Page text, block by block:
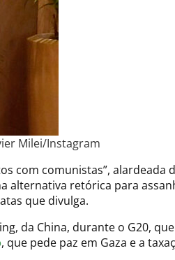
Milei/Instagram
com comunistas”,
alternativa retórica para
que divulga.
da China, durante o G20,
, que pede paz em Gaza e a